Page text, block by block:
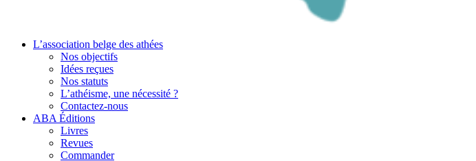
L’association belge des athées
Nos objectifs
Idées reçues
Nos statuts
L’athéisme, une nécessité ?
Contactez-nous
ABA Éditions
Livres
Revues
Commander